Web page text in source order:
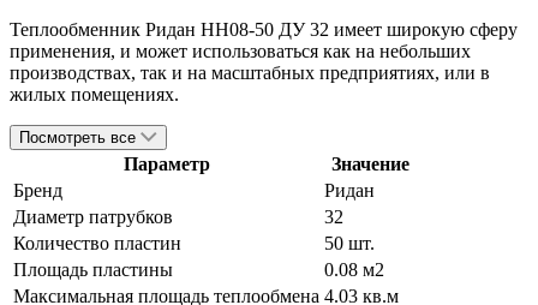
Теплообменник Ридан НН08-50 ДУ 32 имеет широкую сферу
применения, и может использоваться как на небольших
производствах, так и на масштабных предприятиях, или в
жилых помещениях.
Посмотреть все
Параметр
Значение
Бренд
Ридан
Диаметр патрубков
32
Количество пластин
50 шт.
Площадь пластины
0.08 м2
Максимальная площадь теплообмена 4.03 кв.м